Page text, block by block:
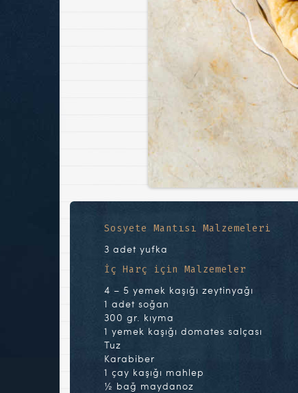
Sosyete Mantısı Malzemeleri
3 adet yufka
İç Harç için Malzemeler
4 – 5 yemek kaşığı zeytinyağı
1 adet soğan
300 gr. kıyma
1 yemek kaşığı domates salçası
Tuz
Karabiber
1 çay kaşığı mahlep
½ bağ maydanoz